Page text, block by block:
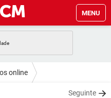
MENU
FACEBOOK
WHATSAPP
online
Seguinte